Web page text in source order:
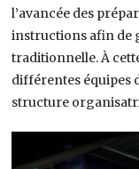
l’avancée des
instructions afin de
traditionnelle. À
différentes équipes
structure